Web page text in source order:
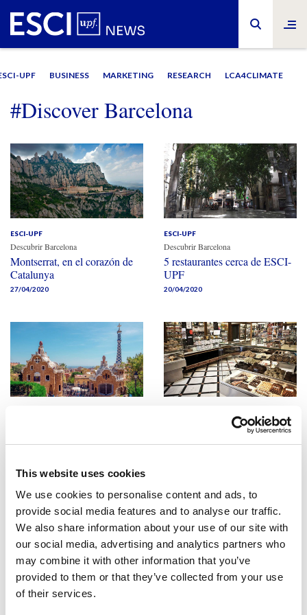
This website uses cookies
We use cookies to personalise content and ads, to
provide social media features and to analyse our traffic.
We also share information about your use of our site with
our social media, advertising and analytics partners who
may combine it with other information that you’ve
provided to them or that they’ve collected from your use
of their services.
UPF BUSINESS MARKETING RESEARCH LCA4CLIMATE
#Discover Barcelona
ESCI-UPF
Descubrir Barcelona
Montserrat, en el corazón de
Catalunya
27/04/2020
ESCI-UPF
Descubrir Barcelona
5 restaurantes cerca de ESCI-
UPF
20/04/2020
través del cine)
Las pastelerías más
emblemáticas de Barcelona
ESCI-UPF
Descubrir Barcelona
ESCI-UPF